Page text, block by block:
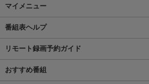
マイメニュー
番組表ヘルプ
リモート録画予約ガイド
おすすめ番組